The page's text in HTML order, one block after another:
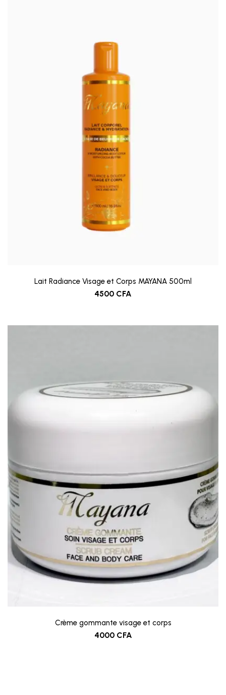
4500 CFA
Lait Radiance Visage et Corps MAYANA 500ml
4000 CFA
Crème gommante visage et corps